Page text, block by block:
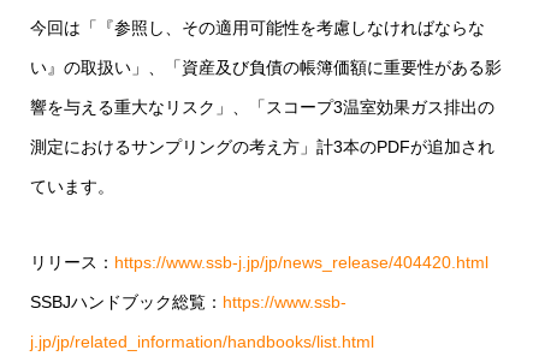
今回は「『参照し、その適用可能性を考慮しなければならな
い』の取扱い」、「資産及び負債の帳簿価額に重要性がある影
響を与える重大なリスク」、「スコープ3温室効果ガス排出の
測定におけるサンプリングの考え方」計3本のPDFが追加され
ています。
リリース： https://www.ssb-j.jp/jp/news_release/404420.html
SSBJハンドブック総覧： https://www.ssb-
j.jp/jp/related_information/handbooks/list.html